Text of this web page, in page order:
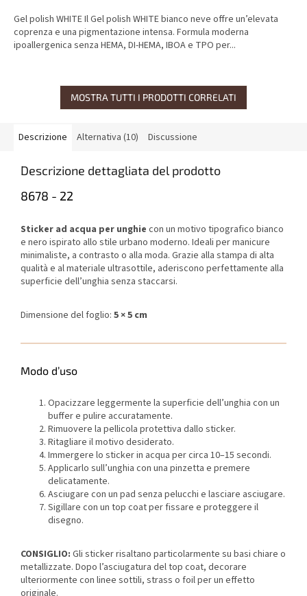
Gel polish WHITE Il Gel polish WHITE bianco neve offre un’elevata
coprenza e una pigmentazione intensa. Formula moderna
ipoallergenica senza HEMA, DI-HEMA, IBOA e TPO per...
MOSTRA TUTTI I PRODOTTI CORRELATI
Descrizione Alternativa (10) Discussione
Descrizione dettagliata del prodotto
8678 - 22
Sticker ad acqua per unghie con un motivo tipografico bianco
e nero ispirato allo stile urbano moderno. Ideali per manicure
minimaliste, a contrasto o alla moda. Grazie alla stampa di alta
qualità e al materiale ultrasottile, aderiscono perfettamente alla
superficie dell’unghia senza staccarsi.
Dimensione del foglio: 5 × 5 cm
Modo d’uso
Opacizzare leggermente la superficie dell’unghia con un
buffer e pulire accuratamente.
Rimuovere la pellicola protettiva dallo sticker.
Ritagliare il motivo desiderato.
Immergere lo sticker in acqua per circa 10–15 secondi.
Applicarlo sull’unghia con una pinzetta e premere
delicatamente.
Asciugare con un pad senza pelucchi e lasciare asciugare.
Sigillare con un top coat per fissare e proteggere il
disegno.
CONSIGLIO: Gli sticker risaltano particolarmente su basi chiare o
metallizzate. Dopo l’asciugatura del top coat, decorare
ulteriormente con linee sottili, strass o foil per un effetto